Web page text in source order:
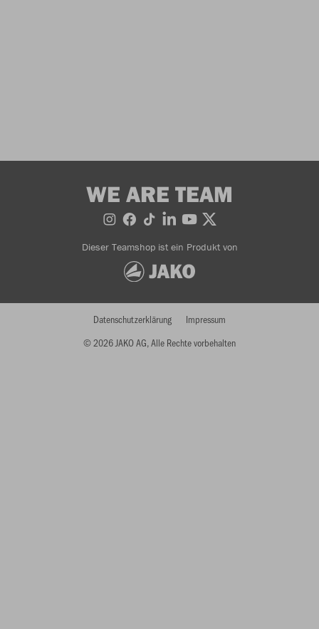
WE ARE TEAM
Dieser Teamshop ist ein Produkt von
© 2026 JAKO AG, Alle Rechte vorbehalten
Datenschutzerklärung Impressum